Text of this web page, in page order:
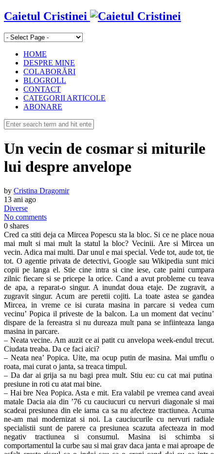
Caietul Cristinei
HOME
DESPRE MINE
COLABORĂRI
BLOGROLL
CONTACT
CATEGORII ARTICOLE
ABONARE
Un vecin de cosmar si miturile
lui despre anvelope
by Cristina Dragomir
13 ani ago
Diverse
No comments
0 shares
Cred ca stiti deja ca Mircea Popescu sta la bloc. Si ce ne place noua
mai mult si mai mult la statul la bloc? Vecinii. Are si Mircea un
vecin. Adica mai multi. Dar unul e mai special. Vede tot, aude tot, tie
tot. O agentie privata de detectivi, Google sau Wikipedia sunt mici
copii pe langa el. Stie cine intra si cine iese, cate paini cumpara
zilnic fiecare si se pricepe la orice. Cand a avut probleme cu teava
de apa, a reparat-o singur. A inundat doua etaje. De zugravit, a
zugravit singur. Acum are peretii cojiti. La toate astea se gandea
Mircea, in vreme ce isi curata masina in parcare si vedea cum
vecinu’ Popica il priveste de la balcon. La un moment dat vecinu’
dispare de la fereastra si nu dureaza mult pana se infiinteaza langa
masina in parcare.
– Neata vecine. Am auzit ce ai patit cu anvelopa week-endul trecut.
Ciudata treaba. Da ce faci aici?
– Neata nea’ Popica. Uite, ma ocup putin de masina. Mai umflu o
roata, mai curat o janta, sa treaca timpul.
– Da dar ai grija sa nu bagi prea mult. Stiu eu: cu cat mai putina
presiune in roti cu atat mai bine.
– Hai bre Nea Popica. Asta e mit. Era valabil pe vremea cand aveai
matale Dacia aia din ’76 cu cauciucuri cu nervuri diagonale si mai
scadeai presiunea din ele iarna ca sa nu afecteze tractiunea. Acuma
ne-am mai modernizat si noi. La cauciucurile cu nervuri radiale
specialistii sunt de parere ca presiunea scazuta afecteaza in mod
negativ tractiunea si consumul. Masina isi schimba si
comportamentul la curbe sau si mai grav daca janta e mai aproape de